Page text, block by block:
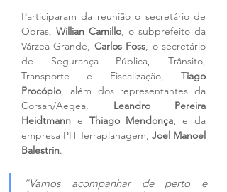
Participaram da reunião o secretário de
Obras, Willian Camillo, o subprefeito da
Várzea Grande, Carlos Foss, o secretário
de Segurança Pública, Trânsito,
Transporte e Fiscalização, Tiago
Procópio, além dos representantes da
Corsan/Aegea, Leandro Pereira
Heidtmann e Thiago Mendonça, e da
empresa PH Terraplanagem, Joel Manoel
Balestrin.
“Vamos acompanhar de perto e